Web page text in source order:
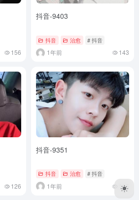
156
抖音-9403
抖音 治愈 # 抖音
1年前 143
126
抖音-9351
抖音 治愈 # 抖音
1年前 195